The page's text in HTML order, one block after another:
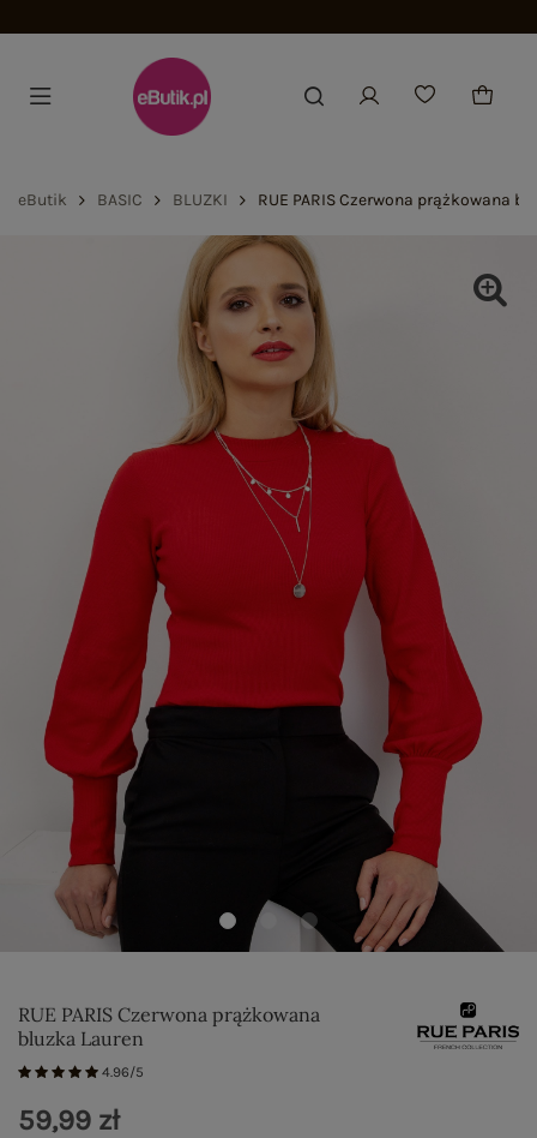
eButik BASIC BLUZKI RUE PARIS Czerwona prążkowana
RUE PARIS Czerwona prążkowana
bluzka Lauren
4.96/5
59,99 zł